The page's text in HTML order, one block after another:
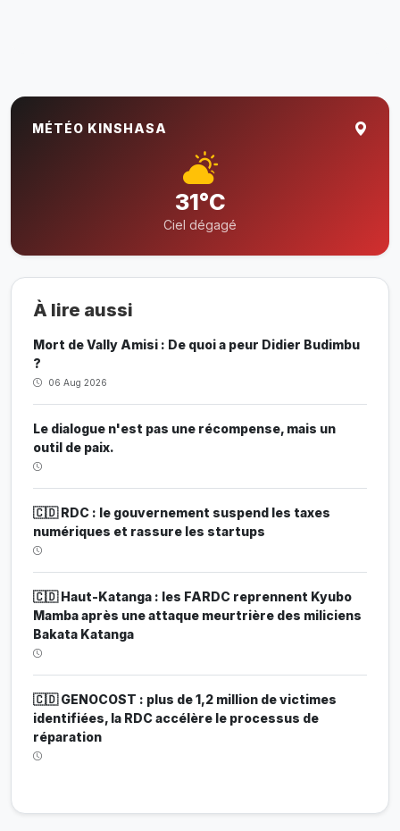
MÉTÉO KINSHASA
31°C
Ciel dégagé
À lire aussi
Mort de Vally Amisi : De quoi a peur Didier Budimbu
?
06 Aug 2026
Le dialogue n'est pas une récompense, mais un
outil de paix.
🇨🇩 RDC : le gouvernement suspend les taxes
numériques et rassure les startups
🇨🇩 Haut-Katanga : les FARDC reprennent Kyubo
Mamba après une attaque meurtrière des miliciens
Bakata Katanga
🇨🇩 GENOCOST : plus de 1,2 million de victimes
identifiées, la RDC accélère le processus de
réparation